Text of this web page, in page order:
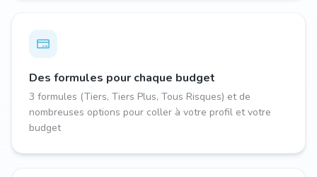
Des formules pour chaque budget
3 formules (Tiers, Tiers Plus, Tous Risques) et de
nombreuses options pour coller à votre profil et votre
budget